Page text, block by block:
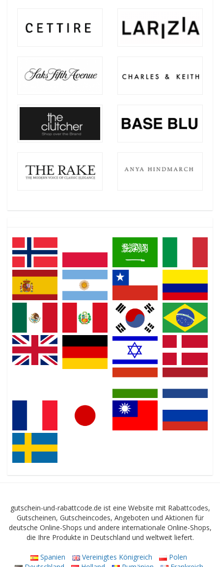
gutschein-und-rabattcode.de ist eine Website mit Rabattcodes,
Gutscheinen, Gutscheincodes, Angeboten und Aktionen für
deutsche Online-Shops und andere internationale Online-Shops,
die Ihre Produkte in Deutschland und weltweit liefert.
Spanien Vereinigtes Königreich
Polen